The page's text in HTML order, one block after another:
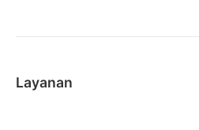
Layanan